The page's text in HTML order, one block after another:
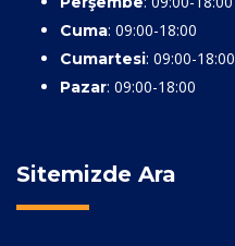
Cuma: 09:00-18:00
Cumartesi: 09:00-18:00
Pazar: 09:00-18:00
Sitemizde Ara